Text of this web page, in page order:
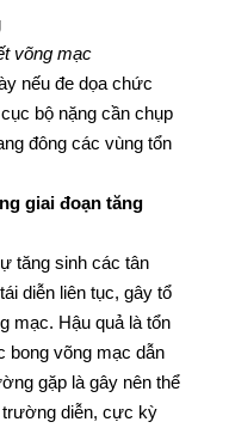
võng mạc
nếu đe dọa chức
bộ nặng cần chụp
đông các vùng tổn
giai đoạn tăng
tăng sinh các tân
diễn liên tục, gây tổ
mạc. Hậu quả là tổn
bong võng mạc dẫn
gặp là gây nên thể
trường diễn, cực kỳ